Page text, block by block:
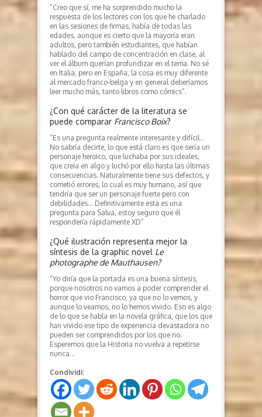
“Creo que sí, me ha sorprendido mucho la
respuesta de los lectores con los que he charlado
en las sesiones de firmas, había de todas las
edades, aunque es cierto que la mayoría eran
adultos, pero también estudiantes, que habían
hablado del campo de concentración en clase, al
ver el álbum querían profundizar en el tema. No sé
en Italia, pero en España, la cosa es muy diferente
al mercado franco-belga y en general deberíamos
leer mucho más, tanto libros como cómics”.
¿Con qué carácter de la literatura se
puede comparar Francisco Boix?
“Es una pregunta realmente interesante y difícil…
No sabría decirte, lo que está claro es que sería un
personaje heroico, que luchaba por sus ideales,
que creía en algo y luchó por ello hasta las últimas
consecuencias. Naturalmente tiene sus defectos, y
cometió errores, lo cual es muy humano, así que
tendría que ser un personaje fuerte pero con
debilidades… Definitivamente esta es una
pregunta para Salva, estoy seguro que él
respondería rápidamente XD”
¿Qué ilustración representa mejor la
síntesis de la graphic novel Le
photographe de Mauthausen?
“Yo diría que la portada es una buena síntesis,
porque nosotros no vamos a poder comprender el
horror que vio Francisco, ya que no lo vemos, y
aunque lo veamos, no lo hemos vivido. Eso es algo
de lo que se habla en la novela gráfica, que los que
han vivido ese tipo de experiencia devastadora no
pueden ser comprendidos por los que no.
Esperemos que la Historia no vuelva a repetirse
nunca…
Condividi: